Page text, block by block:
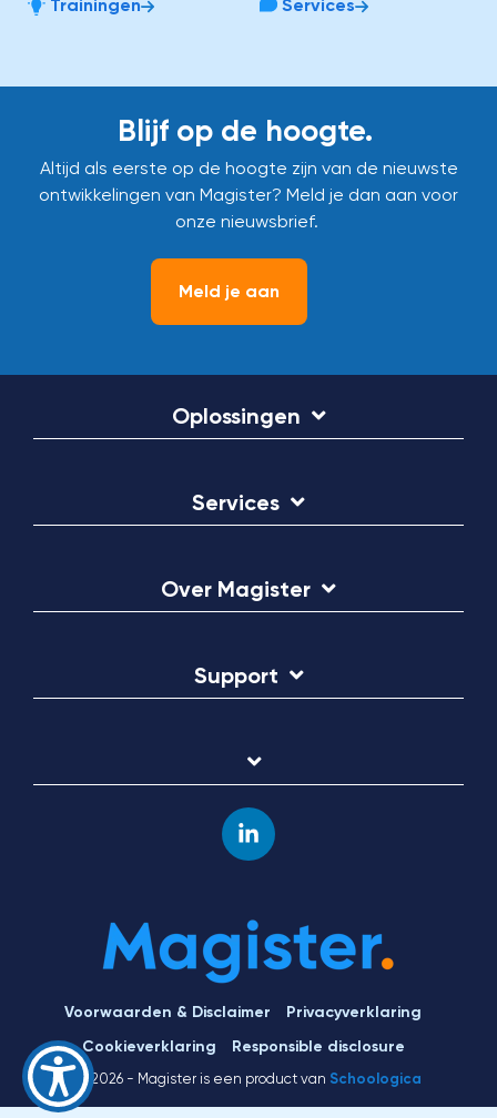
Trainingen Services
Blijf op de hoogte.
Altijd als eerste op de hoogte zijn van de nieuwste
ontwikkelingen van Magister? Meld je dan aan voor
onze nieuwsbrief.
Meld je aan
Oplossingen
Services
Over Magister
Support
Voorwaarden & Disclaimer
Privacyverklaring
Cookieverklaring
Responsible disclosure
© 2026 - Magister is een product van Schoologica
Linkedin